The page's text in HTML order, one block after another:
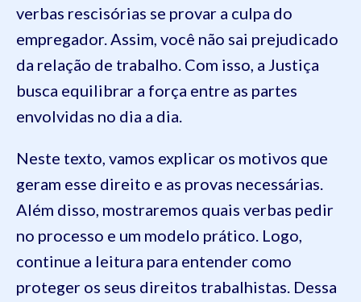
verbas rescisórias se provar a culpa do
empregador. Assim, você não sai prejudicado
da relação de trabalho. Com isso, a Justiça
busca equilibrar a força entre as partes
envolvidas no dia a dia.
Neste texto, vamos explicar os motivos que
geram esse direito e as provas necessárias.
Além disso, mostraremos quais verbas pedir
no processo e um modelo prático. Logo,
continue a leitura para entender como
proteger os seus direitos trabalhistas. Dessa